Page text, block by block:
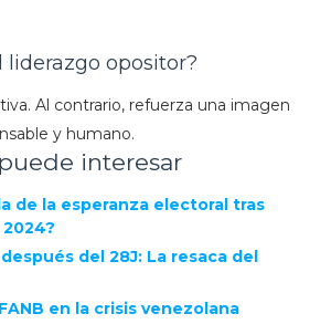
liderazgo opositor?
Al contrario, refuerza una imagen
y humano.
interesar
de la esperanza electoral tras
del 28J: La resaca del
en la crisis venezolana